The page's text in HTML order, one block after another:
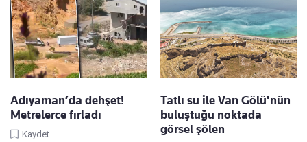
Adıyaman’da dehşet!
Metrelerce fırladı
Kaydet
Tatlı su ile Van Gölü'nün
buluştuğu noktada
görsel şölen